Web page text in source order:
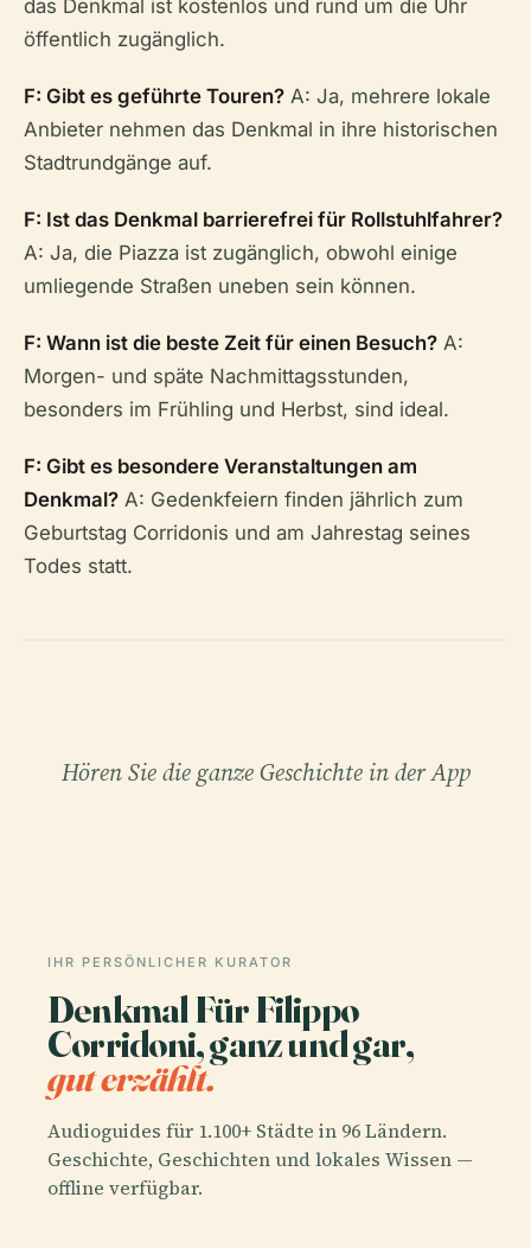
das Denkmal ist kostenlos und rund um die Uhr
öffentlich zugänglich.
F: Gibt es geführte Touren? A: Ja, mehrere lokale
Anbieter nehmen das Denkmal in ihre historischen
Stadtrundgänge auf.
F: Ist das Denkmal barrierefrei für Rollstuhlfahrer?
A: Ja, die Piazza ist zugänglich, obwohl einige
umliegende Straßen uneben sein können.
F: Wann ist die beste Zeit für einen Besuch? A:
Morgen- und späte Nachmittagsstunden,
besonders im Frühling und Herbst, sind ideal.
F: Gibt es besondere Veranstaltungen am
Denkmal? A: Gedenkfeiern finden jährlich zum
Geburtstag Corridonis und am Jahrestag seines
Todes statt.
Hören Sie die ganze Geschichte in der App
IHR PERSÖNLICHER KURATOR
Denkmal Für Filippo
Corridoni, ganz und gar,
gut erzählt.
Audioguides für 1.100+ Städte in 96 Ländern.
Geschichte, Geschichten und lokales Wissen —
offline verfügbar.